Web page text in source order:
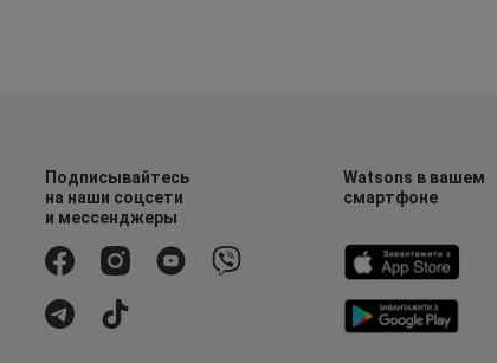
Подписывайтесь
на наши соцсети
и мессенджеры
Watsons в вашем
смартфоне